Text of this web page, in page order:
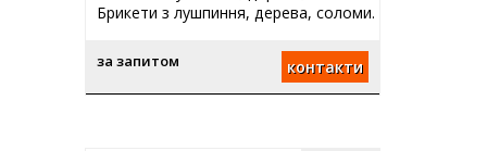
Брикети з лушпиння, дерева, соломи.
за запитом контакти